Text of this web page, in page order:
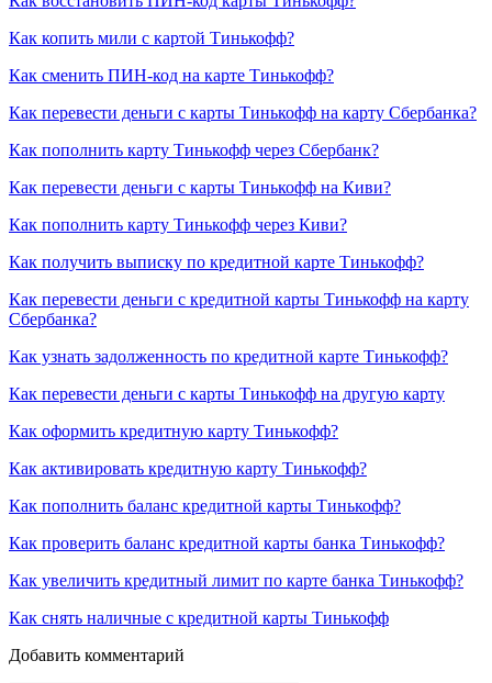
Как копить мили с картой Тинькофф?
Как сменить ПИН-код на карте Тинькофф?
Как перевести деньги с карты Тинькофф на карту Сбербанка?
Как пополнить карту Тинькофф через Сбербанк?
Как перевести деньги с карты Тинькофф на Киви?
Как пополнить карту Тинькофф через Киви?
Как получить выписку по кредитной карте Тинькофф?
Как перевести деньги с кредитной карты Тинькофф на карту
Сбербанка?
Как узнать задолженность по кредитной карте Тинькофф?
Как перевести деньги с карты Тинькофф на другую карту
Как оформить кредитную карту Тинькофф?
Как активировать кредитную карту Тинькофф?
Как пополнить баланс кредитной карты Тинькофф?
Как проверить баланс кредитной карты банка Тинькофф?
Как увеличить кредитный лимит по карте банка Тинькофф?
Как снять наличные с кредитной карты Тинькофф
Добавить комментарий